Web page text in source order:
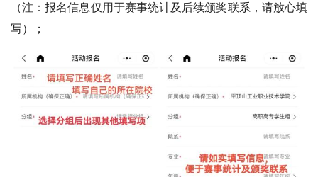
（注：报名信息仅用于赛事统计及后续颁奖联系，请放心填
写）；